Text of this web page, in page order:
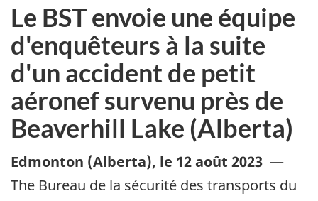
Le BST envoie une équipe
d'enquêteurs à la suite
d'un accident de petit
aéronef survenu près de
Beaverhill Lake (Alberta)
Edmonton (Alberta), le 12 août 2023 —
The Bureau de la sécurité des transports du